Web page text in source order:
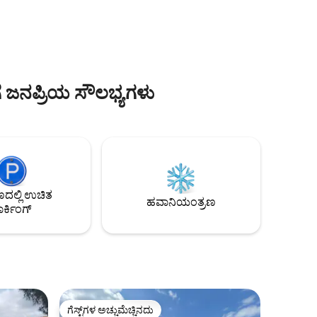
ಸೌಲಭ್ಯಗಳು
ಉಚಿತ
ಹವಾನಿಯಂತ್ರಣ
ಗೆಸ್ಟ್‌ಗಳ ಅಚ್ಚುಮೆಚ್ಚಿನದು